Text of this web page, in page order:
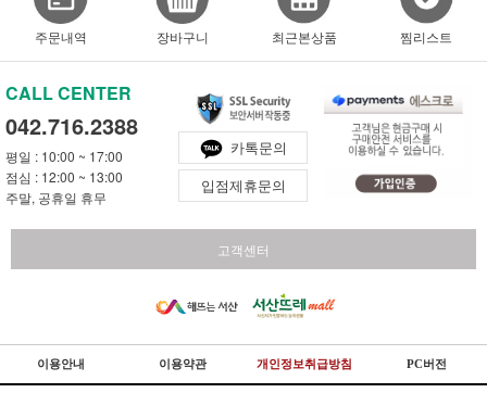
주문내역 장바구니 최근본상품 찜리스트
CALL CENTER
042.716.2388
평일 : 10:00 ~ 17:00
점심 : 12:00 ~ 13:00
주말, 공휴일 휴무
카톡문의
입점제휴문의
고객센터
이용안내 이용약관 개인정보취급방침 PC버전